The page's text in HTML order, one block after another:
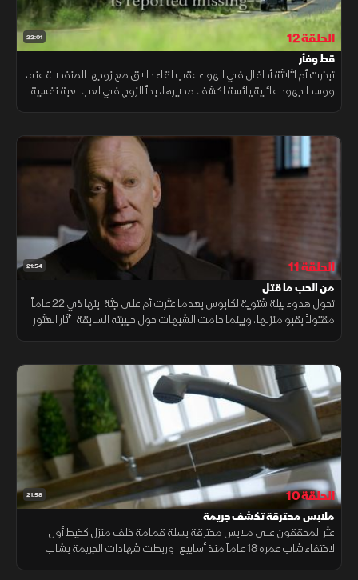
22:01 الحلقة 12
قط وفأر
تبخرت أم لثلاثة أطفال في الهواء عقب لقاء طلاق مع زوجها المنفصلة عنه،
ووسط جهود عائلية يائسة لكشف مصيرها، بدأ الزوج في لعب لعبة نفسية
21:54 الحلقة 11
من الحب ما قتل
تحول هدوء ليلة شتوية لكابوس بعدما عثرت أم على جثة ابنها ذي 22 عاماً
مقتولاً بقبو منزلها، وبينما حامت الشبهات حول حبيبته السابقة، أثار العثور
21:58 الحلقة 10
ملابس محترقة تكشف جريمة
عثر المحققون على ملابس محترقة بسلة قمامة خلف منزل كخيط أول
لاختفاء شاب عمره 18 عاماً منذ أسابيع، وربطت شهادات الجريمة بشاب